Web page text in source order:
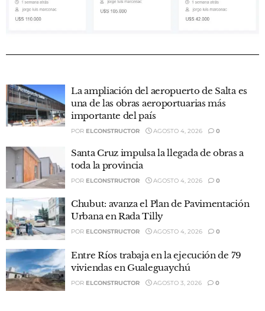
La ampliación del aeropuerto de Salta es
una de las obras aeroportuarias más
importante del país
POR ELCONSTRUCTOR AGOSTO 4, 2026 0
Santa Cruz impulsa la llegada de obras a
toda la provincia
POR ELCONSTRUCTOR AGOSTO 4, 2026 0
Chubut: avanza el Plan de Pavimentación
Urbana en Rada Tilly
POR ELCONSTRUCTOR AGOSTO 4, 2026 0
Entre Ríos trabaja en la ejecución de 79
viviendas en Gualeguaychú
POR ELCONSTRUCTOR AGOSTO 3, 2026 0